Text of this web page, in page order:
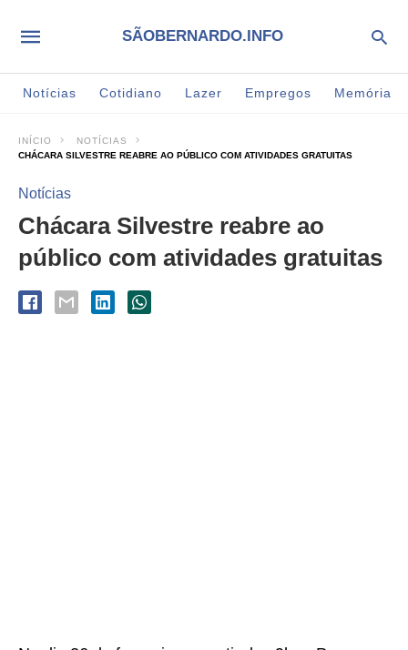
SÃOBERNARDO.INFO
Notícias Cotidiano Lazer Empregos Memória
INÍCIO
NOTÍCIAS
CHÁCARA SILVESTRE REABRE AO PÚBLICO COM ATIVIDADES GRATUITAS
Notícias
Chácara Silvestre reabre ao
público com atividades gratuitas